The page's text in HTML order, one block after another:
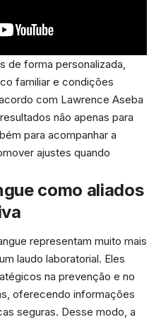
de forma personalizada,
familiar e condições
com Lawrence Aseba
não apenas para
para acompanhar a
ajustes quando
como aliados
representam muito mais
laudo laboratorial. Eles
na prevenção e no
oferecendo informações
seguras. Desse modo, a